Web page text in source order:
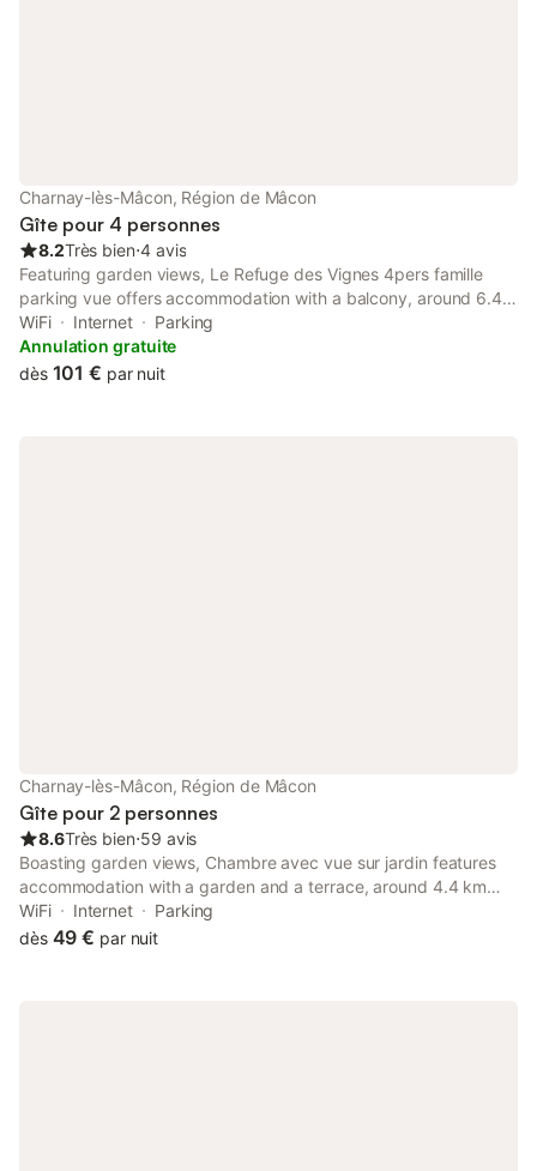
Charnay-lès-Mâcon, Région de Mâcon
Gîte pour 4 personnes
8.2Très bien⋅4 avis
Featuring garden views, Le Refuge des Vignes 4pers famille
parking vue offers accommodation with a balcony, around 6.4
km from Mâcon Exhibition Centre. This property offers access
to a terrace, free private parking and free WiFi.
WiFi Internet
Parking
Annulation gratuite
dès 101 € par nuit
Charnay-lès-Mâcon, Région de Mâcon
Gîte pour 2 personnes
8.6Très bien⋅59 avis
Boasting garden views, Chambre avec vue sur jardin features
accommodation with a garden and a terrace, around 4.4 km
from Mâcon Exhibition Centre. Both free WiFi and parking on-
site are accessible at the homestay free of charge.
WiFi Internet
Parking
dès 49 € par nuit